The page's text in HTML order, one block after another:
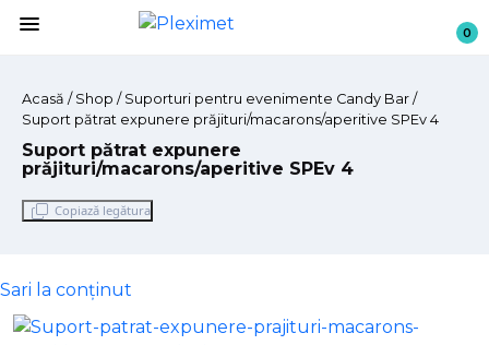
menu 0
Acasă / Shop / Suporturi pentru evenimente Candy Bar /
Suport pătrat expunere prăjituri/macarons/aperitive SPEv 4
Suport pătrat expunere
prăjituri/macarons/aperitive SPEv 4
Copiază legătura
Sari la conținut